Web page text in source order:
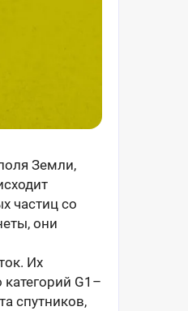
Земли,
частиц со
они
Их
G1–
спутников,